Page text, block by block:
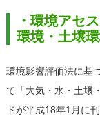
・環境アセ
環境・土壌
環境影響評価法に基
て「大気・水・土壌
ドが平成18年1月に